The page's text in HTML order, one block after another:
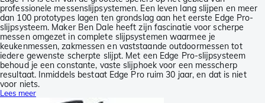
professionele messenslijpsystemen. Een leven lang slijpen en meer
dan 100 prototypes lagen ten grondslag aan het eerste Edge Pro-
slijpsysteem. Maker Ben Dale heeft zijn fascinatie voor scherpe
messen omgezet in complete slijpsystemen waarmee je
keukenmessen, zakmessen en vaststaande outdoormessen tot
iedere gewenste scherpte slijpt. Met een Edge Pro-slijpsysteem
behoud je een constante, vaste slijphoek voor een messcherp
resultaat. Inmiddels bestaat Edge Pro ruim 30 jaar, en dat is niet
voor niets.
Lees meer